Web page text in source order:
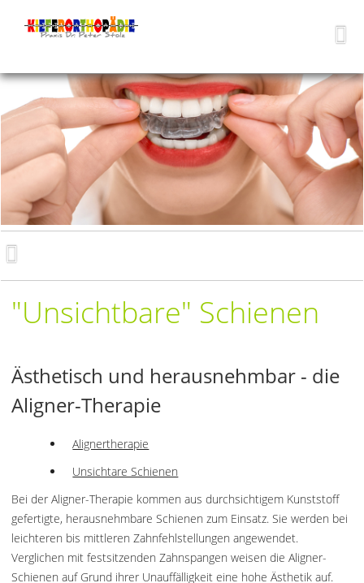
"Unsichtbare" Schienen
Ästhetisch und herausnehmbar - die
Aligner-Therapie
Alignertherapie
Unsichtare Schienen
Bei der Aligner-Therapie kommen aus durchsichtigem Kunststoff
gefertigte, herausnehmbare Schienen zum Einsatz. Sie werden bei
leichteren bis mittleren Zahnfehlstellungen angewendet.
Verglichen mit festsitzenden Zahnspangen weisen die Aligner-
Schienen auf Grund ihrer Unauffälligkeit eine hohe Ästhetik auf.